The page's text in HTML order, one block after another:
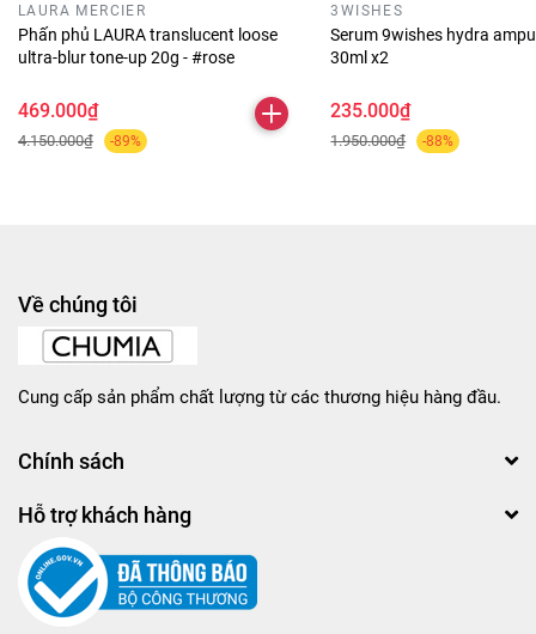
LAURA MERCIER
Phấn phủ LAURA translucent loose
ultra-blur tone-up 20g - #rose
469.000₫
4.150.000₫ -89%
3WISHES
Serum 9wishes hydra
30ml x2
235.000₫
1.950.000₫ -88%
Về chúng tôi
Cung cấp sản phẩm chất lượng từ các thương hiệu hàng đầu.
Chính sách
Hỗ trợ khách hàng